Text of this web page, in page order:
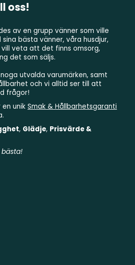
oss!
av en grupp vänner som ville
bästa vänner, våra husdjur,
veta att det finns omsorg,
det som säljs.
utvalda varumärken, samt
och vi alltid ser till att
frågor!
en unikSmak & Hållbarhetsgaranti
, Glädje, Prisvärde &
bästa!